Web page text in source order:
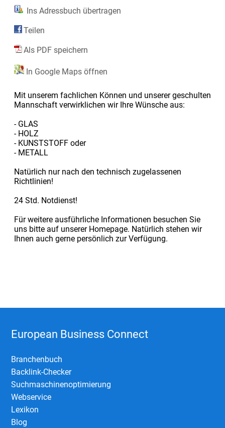
Ins Adressbuch übertragen
Teilen
Als PDF speichern
In Google Maps öffnen
Mit unserem fachlichen Können und unserer geschulten
Mannschaft verwirklichen wir Ihre Wünsche aus:
- GLAS
- HOLZ
- KUNSTSTOFF oder
- METALL
Natürlich nur nach den technisch zugelassenen
Richtlinien!
24 Std. Notdienst!
Für weitere ausführliche Informationen besuchen Sie
uns bitte auf unserer Homepage. Natürlich stehen wir
Ihnen auch gerne persönlich zur Verfügung.
European Business Connect
Branchenbuch
Backlink-Checker
Suchmaschinenoptimierung
Webservice
Lexikon
Blog